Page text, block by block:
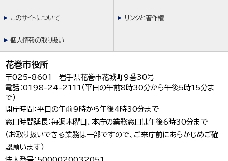
このサイトについて リンクと著作権
個人情報の取り扱い
花巻市役所
〒025-8601 岩手県花巻市花城町9番30号
電話：0198-24-2111（平日の午前8時30分から午後5時15分ま
で）
開庁時間：平日の午前9時から午後4時30分まで
窓口時間延長：毎週木曜日、本庁の業務窓口は午後6時30分まで
（お取り扱いできる業務は一部ですので、ご来庁前にあらかじめご確
認願います）